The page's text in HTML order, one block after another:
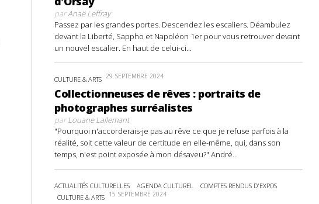
parAnaë Leffray
Passez par les grandes portes. Descendez les escaliers. Déambulez
devant la Liberté, Sappho et Napoléon 1er pour vous retrouver devant
un nouvel escalier. En haut de celui-ci...
CULTURE & ARTS 29 SEPTEMBRE 2024
Collectionneuses de rêves : portraits de
photographes surréalistes
parLouane Lallemant
"Pourquoi n'accorderais-je pas au rêve ce que je refuse parfois à la
réalité, soit cette valeur de certitude en elle-même, qui, dans son
temps, n'est point exposée à mon désaveu?" André...
ACTUALITÉS CULTURELLES AGENDA CULTUREL
COMPTES RENDUS D'EXPOS
CULTURE & ARTS 15 SEPTEMBRE 2024